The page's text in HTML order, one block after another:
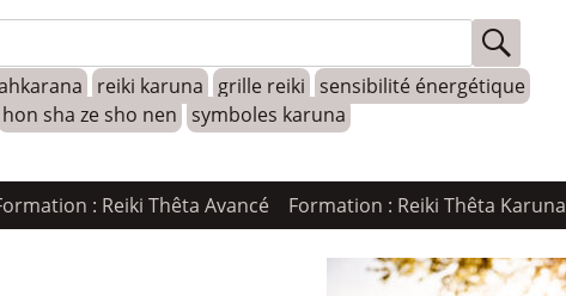
reiki karuna grille reiki sensibilité énergétique
hon sha ze sho nen symboles karuna
: Reiki Thêta Avancé Formation : Reiki Thêta Karuna